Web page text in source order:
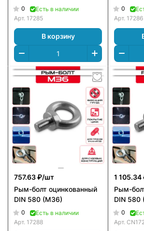
0
Есть в наличии
Арт. 17285
В корзину
0
Арт. 17286
757.63 ₽/шт
Рым-болт оцинкованный
DIN 580 (M36)
0
Есть в наличии
Арт. 17288
1 105.34
Рым-
DIN 580
0
Арт.